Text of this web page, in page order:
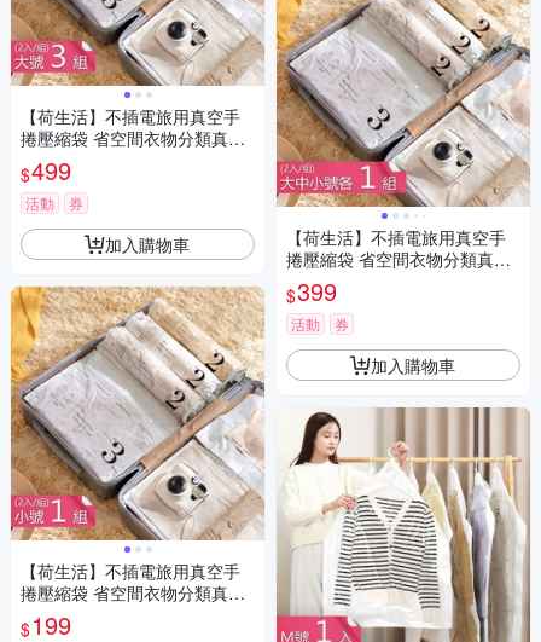
【荷生活】不插電旅用真空手
捲壓縮袋 省空間衣物分類真空
收納袋-大號3組六入組
$499
活動 券
加入購物車
【荷生活】不插電旅用真空手
捲壓縮袋 省空間衣物分類真空
收納袋-小號1組二入組
$199
【荷生活】不插電旅用真空手
捲壓縮袋 省空間衣物分類真空
收納袋-大中小各1組
$399
活動 券
加入購物車